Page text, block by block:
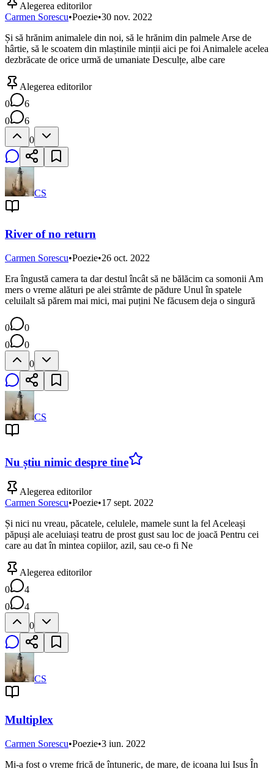
Alegerea editorilor
Carmen Sorescu•Poezie•30 nov. 2022
Și să hrănim animalele din noi, să le hrănim din palmele Arse de
hârtie, să le scoatem din mlaștinile minții aici pe foi Animalele acelea
dezbrăcate de orice urmă de umaniate Desculțe, albe care
Alegerea editorilor
0
6
0
6
0
CS
River of no return
Carmen Sorescu•Poezie•26 oct. 2022
Era îngustă camera ta dar destul încât să ne bălăcim ca somonii Am
mers o vreme alături pe alei strâmte de pădure Unul în spatele
celuilalt să părem mai mici, mai puțini Ne făcusem deja o singură
0
0
0
0
0
CS
Nu știu nimic despre tine
Alegerea editorilor
Carmen Sorescu•Poezie•17 sept. 2022
Și nici nu vreau, păcatele, celulele, mamele sunt la fel Aceleași
păpuși ale aceluiași teatru de prost gust sau loc de joacă Pentru cei
care au dat în mintea copiilor, azil, sau ce-o fi Ne
Alegerea editorilor
0
4
0
4
0
CS
Multiplex
Carmen Sorescu•Poezie•3 iun. 2022
Mi-a fost o vreme frică de întuneric, de mare, de icoana lui Isus În